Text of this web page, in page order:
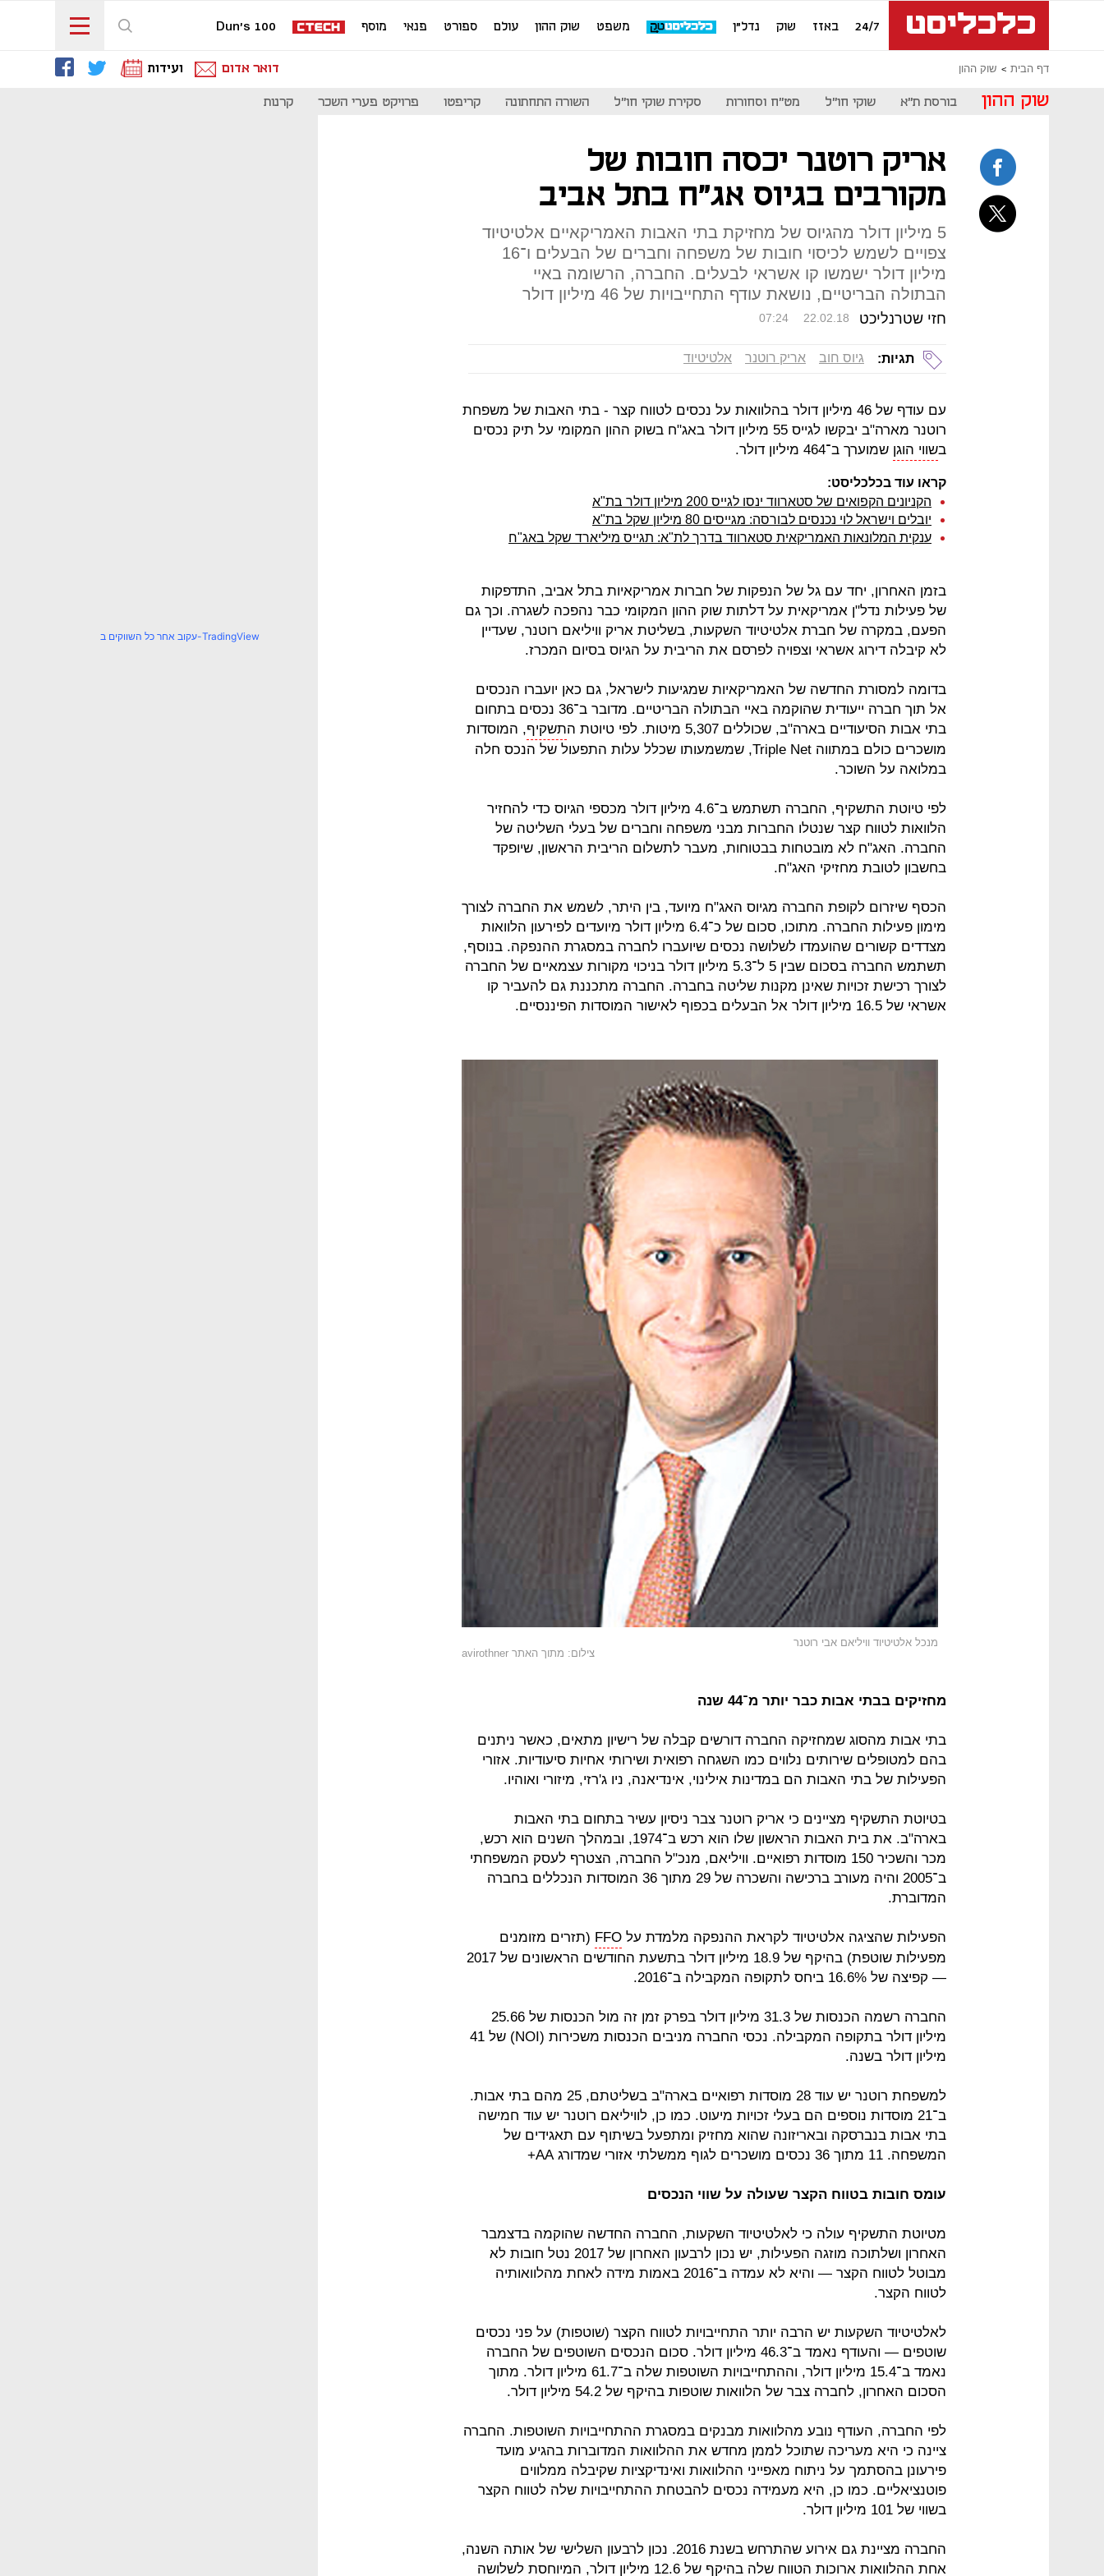
24/7 באזז שוק נדל"ן משפט שוק ההון עולם ספורט פנאי מוסף Dun's 100
דף הבית שוק ההון דואר אדום ועידות
שוק ההון בורסת ת"א שוקי חו"ל מט"ח וסחורות סקירת שוקי חו"ל השורה התחתונה קריפטו פרויקט פערי השכר קרנות
אריק רוטנר יכסה חובות של
מקורבים בגיוס אג"ח בתל אביב
5 מיליון דולר מהגיוס של מחזיקת בתי האבות האמריקאיים אלטיטיוד
צפויים לשמש לכיסוי חובות של משפחה וחברים של הבעלים ו־16
מיליון דולר ישמשו קו אשראי לבעלים. החברה, הרשומה באיי
הבתולה הבריטיים, נושאת עודף התחייבויות של 46 מיליון דולר
חזי שטרנליכט 07:24 22.02.18
תגיות: גיוס חוב אריק רוטנר אלטיטיוד
עם עודף של 46 מיליון דולר בהלוואות על נכסים לטווח קצר - בתי האבות של משפחת
רוטנר מארה"ב יבקשו לגייס 55 מיליון דולר באג"ח בשוק ההון המקומי על תיק נכסים
בשווי הוגן שמוערך ב־464 מיליון דולר.
קראו עוד בכלכליסט:
הקניונים הקפואים של סטארווד ינסו לגייס 200 מיליון דולר בת"א
יובלים וישראל לוי נכנסים לבורסה: מגייסים 80 מיליון שקל בת"א
ענקית המלונאות האמריקאית סטארווד בדרך לת"א: תגייס מיליארד שקל באג"ח
בזמן האחרון, יחד עם גל של הנפקות של חברות אמריקאיות בתל אביב, התדפקות
של פעילות נדל"ן אמריקאית על דלתות שוק ההון המקומי כבר נהפכה לשגרה. וכך גם
הפעם, במקרה של חברת אלטיטיוד השקעות, בשליטת אריק וויליאם רוטנר, שעדיין
לא קיבלה דירוג אשראי וצפויה לפרסם את הריבית על הגיוס בסיום המכרז.
בדומה למסורת החדשה של האמריקאיות שמגיעות לישראל, גם כאן יועברו הנכסים
אל תוך חברה ייעודית שהוקמה באיי הבתולה הבריטיים. מדובר ב־36 נכסים בתחום
בתי אבות הסיעודיים בארה"ב, שכוללים 5,307 מיטות. לפי טיוטת ה
תשקיף, המוסדות
מושכרים כולם במתווה Triple Net, שמשמעותו שכלל עלות התפעול של הנכס חלה
במלואה על השוכר.
לפי טיוטת התשקיף, החברה תשתמש ב־4.6 מיליון דולר מכספי הגיוס כדי להחזיר
הלוואות לטווח קצר שנטלו החברות מבני משפחה וחברים של בעלי השליטה של
החברה. האג"ח לא מובטחות בבטוחות, מעבר לתשלום הריבית הראשון, שיופקד
בחשבון לטובת מחזיקי האג"ח.
הכסף שיזרום לקופת החברה מגיוס האג"ח מיועד, בין היתר, לשמש את החברה לצורך
מימון פעילות החברה. מתוכו, סכום של כ־6.4 מיליון דולר מיועדים לפירעון הלוואות
מצדדים קשורים שהועמדו לשלושה נכסים שיועברו לחברה במסגרת ההנפקה. בנוסף,
תשתמש החברה בסכום שבין 5 ל־5.3 מיליון דולר בניכוי מקורות עצמאיים של החברה
לצורך רכישת זכויות שאינן מקנות שליטה בחברה. החברה מתכננת גם להעביר קו
אשראי של 16.5 מיליון דולר אל הבעלים בכפוף לאישור המוסדות הפיננסיים.
מנכל אלטיטיוד וויליאם אבי רוטנר
צילום: מתוך האתר avirothner
מחזיקים בבתי אבות כבר יותר מ־44 שנה
בתי אבות מהסוג שמחזיקה החברה דורשים קבלה של רישיון מתאים, כאשר ניתנים
בהם למטופלים שירותים נלווים כמו השגחה רפואית ושירותי אחיות סיעודיות. אזורי
הפעילות של בתי האבות הם במדינות אילינוי, אינדיאנה, ניו ג'רזי, מיזורי ואוהיו.
בטיוטת התשקיף מציינים כי אריק רוטנר צבר ניסיון עשיר בתחום בתי האבות
בארה"ב. את בית האבות הראשון שלו הוא רכש ב־1974, ובמהלך השנים הוא רכש,
מכר והשכיר 150 מוסדות רפואיים. וויליאם, מנכ"ל החברה, הצטרף לעסק המשפחתי
ב־2005 והיה מעורב ברכישה והשכרה של 29 מתוך 36 המוסדות הנכללים בחברה
המדוברת.
הפעילות שהציגה אלטיטיוד לקראת ההנפקה מלמדת על FFO (תזרים מזומנים
מפעילות שוטפת) בהיקף של 18.9 מיליון דולר בתשעת החודשים הראשונים של 2017
— קפיצה של 16.6% ביחס לתקופה המקבילה ב־2016.
החברה רשמה הכנסות של 31.3 מיליון דולר בפרק זמן זה מול הכנסות של 25.66
מיליון דולר בתקופה המקבילה. נכסי החברה מניבים הכנסות משכירות (NOI) של 41
מיליון דולר בשנה.
למשפחת רוטנר יש עוד 28 מוסדות רפואיים בארה"ב בשליטתם, 25 מהם בתי אבות.
ב־21 מוסדות נוספים הם בעלי זכויות מיעוט. כמו כן, לוויליאם רוטנר יש עוד חמישה
בתי אבות בנברסקה ובאריזונה שהוא מחזיק ומתפעל בשיתוף עם תאגידים של
המשפחה. 11 מתוך 36 נכסים מושכרים לגוף ממשלתי אזורי שמדורג AA+
עומס חובות בטווח הקצר שעולה על שווי הנכסים
מטיוטת התשקיף עולה כי לאלטיטיוד השקעות, החברה החדשה שהוקמה בדצמבר
האחרון ושלתוכה מוזגה הפעילות, יש נכון לרבעון האחרון של 2017 נטל חובות לא
מבוטל לטווח הקצר — והיא לא עמדה ב־2016 באמות מידה לאחת מהלוואותיה
לטווח הקצר.
לאלטיטיוד השקעות יש הרבה יותר התחייבויות לטווח הקצר (שוטפות) על פני נכסים
שוטפים — והעודף נאמד ב־46.3 מיליון דולר. סכום הנכסים השוטפים של החברה
נאמד ב־15.4 מיליון דולר, וההתחייבויות השוטפות שלה ב־61.7 מיליון דולר. מתוך
הסכום האחרון, לחברה צבר של הלוואות שוטפות בהיקף של 54.2 מיליון דולר.
לפי החברה, העודף נובע מהלוואות מבנקים במסגרת ההתחייבויות השוטפות. החברה
ציינה כי היא מעריכה שתוכל לממן מחדש את ההלוואות המדוברות בהגיע מועד
פירעונן בהסתמך על ניתוח מאפייני ההלוואות ואינדיקציות שקיבלה ממלווים
פוטנציאליים. כמו כן, היא מעמידה נכסים להבטחת ההתחייבויות שלה לטווח הקצר
בשווי של 101 מיליון דולר.
החברה מציינת גם אירוע שהתרחש בשנת 2016. נכון לרבעון השלישי של אותה השנה,
אחת ההלוואות ארוכות הטווח שלה בהיקף של 12.6 מיליון דולר, המיוחסת לשלושה
עקוב אחר כל השווקים ב-TradingView